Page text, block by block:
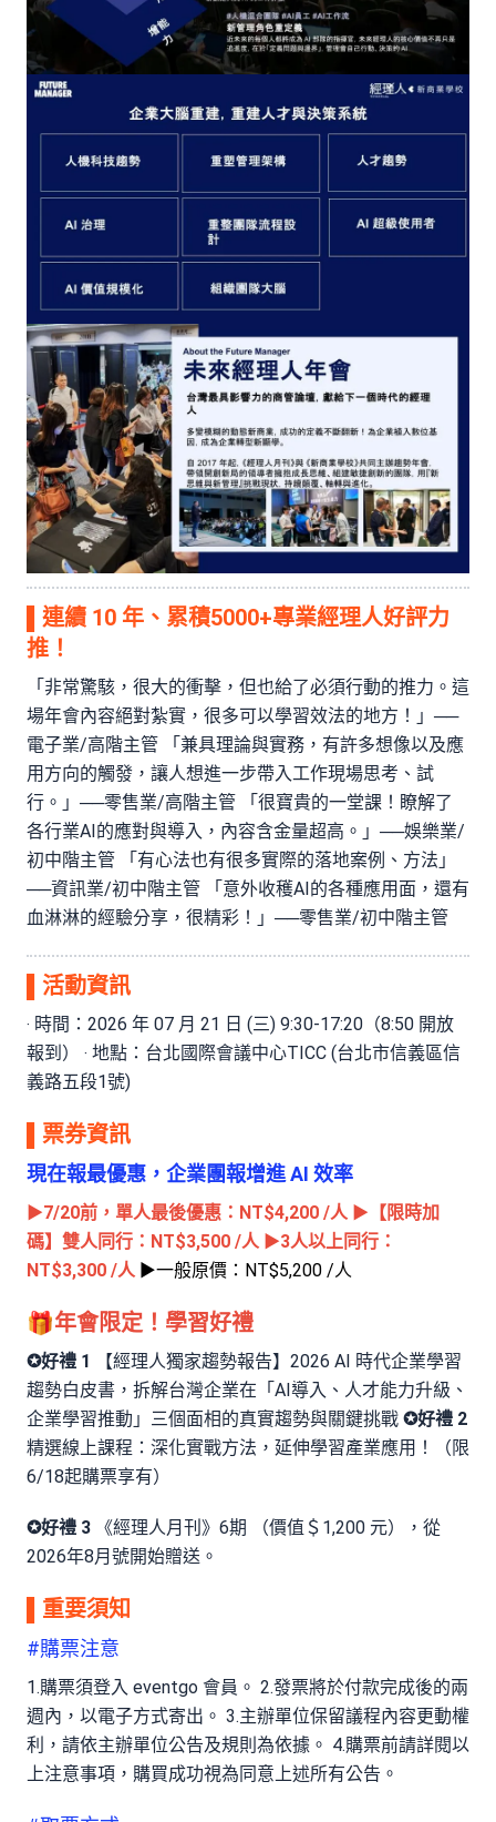
▌連續 10 年、累積5000+專業經理人好評力
推！
「非常驚駭，很大的衝擊，但也給了必須行動的推力。這
場年會內容絕對紮實，很多可以學習效法的地方！」──
電子業/高階主管 「兼具理論與實務，有許多想像以及應
用方向的觸發，讓人想進一步帶入工作現場思考、試
行。」──零售業/高階主管 「很寶貴的一堂課！瞭解了
各行業AI的應對與導入，內容含金量超高。」──娛樂業/
初中階主管 「有心法也有很多實際的落地案例、方法」
──資訊業/初中階主管 「意外收穫AI的各種應用面，還有
血淋淋的經驗分享，很精彩！」──零售業/初中階主管
▌活動資訊
‧ 時間：2026 年 07 月 21 日 (三) 9:30-17:20（8:50 開放
報到） ‧ 地點：台北國際會議中心TICC (台北市信義區信
義路五段1號)
▌票券資訊
現在報最優惠，企業團報增進 AI 效率
▶7/20前，單人最後優惠：NT$4,200 /人 ▶【限時加
碼】雙人同行：NT$3,500 /人 ▶3人以上同行：
NT$3,300 /人 ▶一般原價：NT$5,200 /人
🎁年會限定！學習好禮
✪好禮 1
【經理人獨家趨勢報告】2026 AI 時代企業學習
趨勢白皮書，拆解台灣企業在「AI導入、人才能力升級、
企業學習推動」三個面相的真實趨勢與關鍵挑戰 ✪好禮 2
精選線上課程：深化實戰方法，延伸學習產業應用！（限
6/18起購票享有）
✪好禮 3 《經理人月刊》6期 （價值＄1,200 元），從
2026年8月號開始贈送。
▌重要須知
#購票注意
1.購票須登入 eventgo 會員。 2.發票將於付款完成後的兩
週內，以電子方式寄出。 3.主辦單位保留議程內容更動權
利，請依主辦單位公告及規則為依據。 4.購票前請詳閱以
上注意事項，購買成功視為同意上述所有公告。